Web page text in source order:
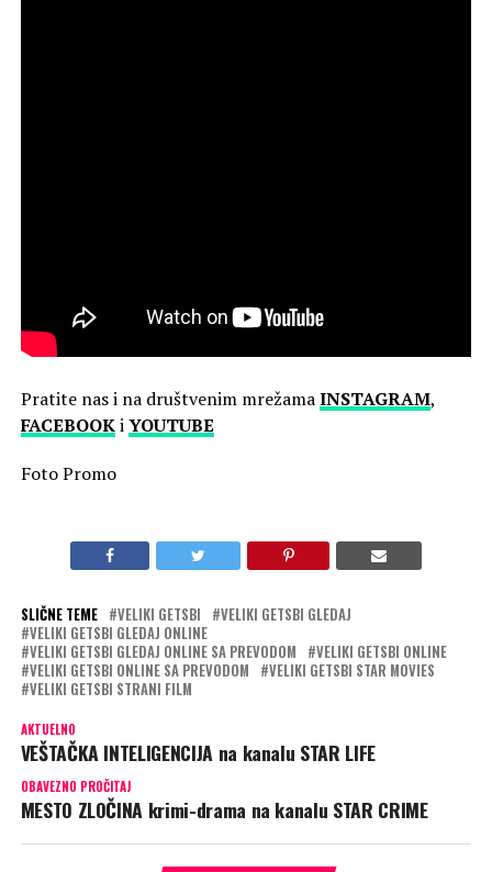
Pratite nas i na društvenim mrežamaINSTAGRAM,
FACEBOOKiYOUTUBE
Foto Promo
SLIČNE TEME VELIKI GETSBI
VELIKI GETSBI GLEDAJ
VELIKI GETSBI GLEDAJ ONLINE
VELIKI GETSBI GLEDAJ ONLINE SA PREVODOM
VELIKI GETSBI ONLINE
VELIKI GETSBI ONLINE SA PREVODOM
VELIKI GETSBI STAR MOVIES
VELIKI GETSBI STRANI FILM
AKTUELNO
VEŠTAČKA INTELIGENCIJA na kanalu STAR LIFE
OBAVEZNO PROČITAJ
MESTO ZLOČINA krimi-drama na kanalu STAR CRIME